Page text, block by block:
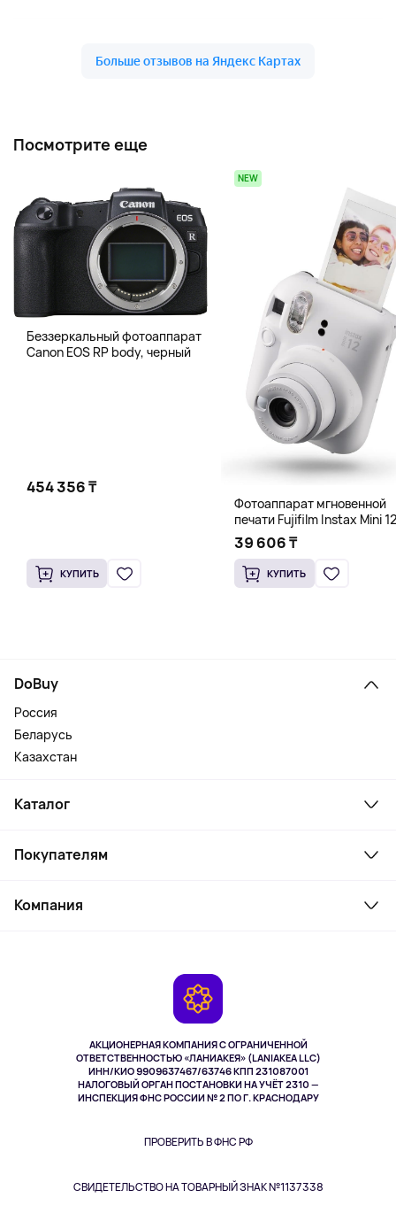
Посмотрите еще
Беззеркальный фотоаппарат
Canon EOS RP body, черный
454 356 ₸
КУПИТЬ
NEW
Фотоаппарат мгновенной
печати Fujifilm Instax Mini
белый
39 606 ₸
КУПИТЬ
АКЦИОНЕРНАЯ КОМПАНИЯ С ОГРАНИЧЕННОЙ
ОТВЕТСТВЕННОСТЬЮ «ЛАНИАКЕЯ» (LANIAKEA LLC)
ИНН/КИО 9909637467/63746 КПП 231087001
НАЛОГОВЫЙ ОРГАН ПОСТАНОВКИ НА УЧЁТ 2310 —
ИНСПЕКЦИЯ ФНС РОССИИ № 2 ПО Г. КРАСНОДАРУ
ПРОВЕРИТЬ В ФНС РФ
СВИДЕТЕЛЬСТВО НА ТОВАРНЫЙ ЗНАК №1137338
DoBuy
Россия
Беларусь
Казахстан
Каталог
Ноутбуки, мониторы, VR
Парфюмерия и косметика
Одежда и аксессуары
Покупателям
Как заказать
Компания